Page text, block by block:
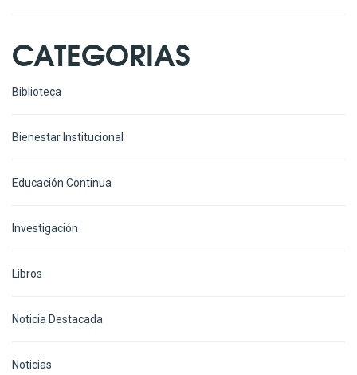
CATEGORIAS
Biblioteca
Bienestar Institucional
Educación Continua
Investigación
Libros
Noticia Destacada
Noticias